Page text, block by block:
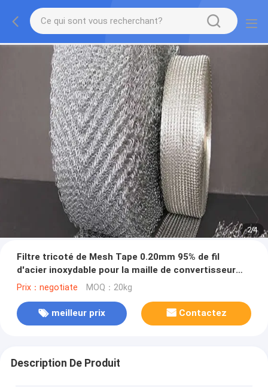
2/4
Filtre tricoté de Mesh Tape 0.20mm 95% de fil
d'acier inoxydable pour la maille de convertisseur
catalytique
Prix：negotiate MOQ：20kg
meilleur prix Contactez
Description De Produit